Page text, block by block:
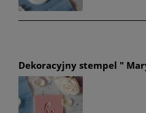
Dekoracyjny stempel "